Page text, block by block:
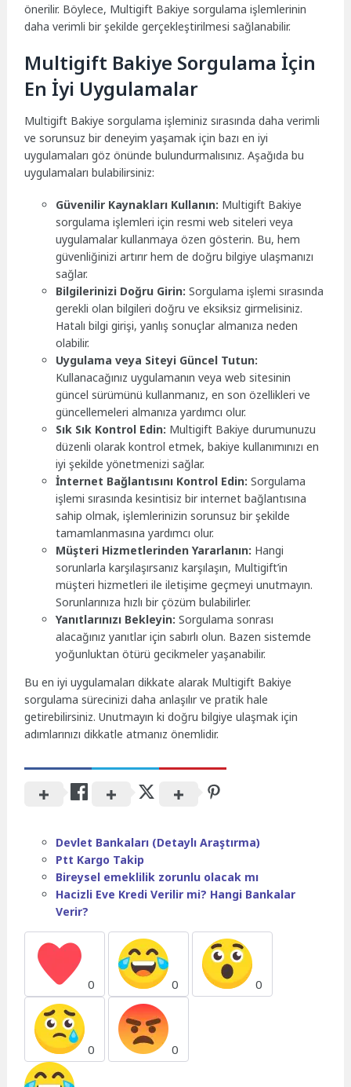
önerilir. Böylece, Multigift Bakiye sorgulama işlemlerinin
daha verimli bir şekilde gerçekleştirilmesi sağlanabilir.
Multigift Bakiye Sorgulama İçin
En İyi Uygulamalar
Multigift Bakiye sorgulama işleminiz sırasında daha verimli
ve sorunsuz bir deneyim yaşamak için bazı en iyi
uygulamaları göz önünde bulundurmalısınız. Aşağıda bu
uygulamaları bulabilirsiniz:
Güvenilir Kaynakları Kullanın: Multigift Bakiye
sorgulama işlemleri için resmi web siteleri veya
uygulamalar kullanmaya özen gösterin. Bu, hem
güvenliğinizi artırır hem de doğru bilgiye ulaşmanızı
sağlar.
Bilgilerinizi Doğru Girin: Sorgulama işlemi sırasında
gerekli olan bilgileri doğru ve eksiksiz girmelisiniz.
Hatalı bilgi girişi, yanlış sonuçlar almanıza neden
olabilir.
Uygulama veya Siteyi Güncel Tutun:
Kullanacağınız uygulamanın veya web sitesinin
güncel sürümünü kullanmanız, en son özellikleri ve
güncellemeleri almanıza yardımcı olur.
Sık Sık Kontrol Edin: Multigift Bakiye durumunuzu
düzenli olarak kontrol etmek, bakiye kullanımınızı en
iyi şekilde yönetmenizi sağlar.
İnternet Bağlantısını Kontrol Edin: Sorgulama
işlemi sırasında kesintisiz bir internet bağlantısına
sahip olmak, işlemlerinizin sorunsuz bir şekilde
tamamlanmasına yardımcı olur.
Müşteri Hizmetlerinden Yararlanın: Hangi
sorunlarla karşılaşırsanız karşılaşın, Multigift’in
müşteri hizmetleri ile iletişime geçmeyi unutmayın.
Sorunlarınıza hızlı bir çözüm bulabilirler.
Yanıtlarınızı Bekleyin: Sorgulama sonrası
alacağınız yanıtlar için sabırlı olun. Bazen sistemde
yoğunluktan ötürü gecikmeler yaşanabilir.
Bu en iyi uygulamaları dikkate alarak Multigift Bakiye
sorgulama sürecinizi daha anlaşılır ve pratik hale
getirebilirsiniz. Unutmayın ki doğru bilgiye ulaşmak için
adımlarınızı dikkatle atmanız önemlidir.
Devlet Bankaları (Detaylı Araştırma)
Ptt Kargo Takip
Bireysel emeklilik zorunlu olacak mı
Hacizli Eve Kredi Verilir mi? Hangi Bankalar
Verir?
0 0 0
0 0